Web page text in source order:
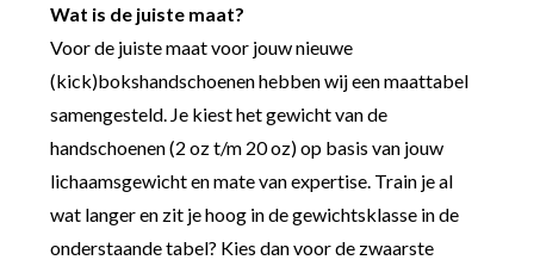
Wat is de juiste maat?
Voor de juiste maat voor jouw nieuwe
(kick)bokshandschoenen hebben wij een maattabel
samengesteld. Je kiest het gewicht van de
handschoenen (2 oz t/m 20 oz) op basis van jouw
lichaamsgewicht en mate van expertise. Train je al
wat langer en zit je hoog in de gewichtsklasse in de
onderstaande tabel? Kies dan voor de zwaarste